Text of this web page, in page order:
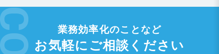
業務効率化のことなど
お気軽にご相談ください